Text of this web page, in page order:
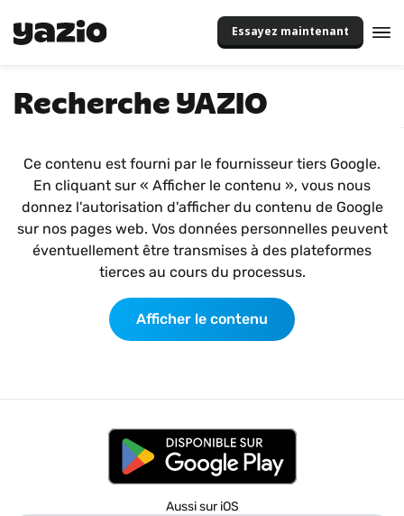
Essayez maintenant
Recherche YAZIO
Ce contenu est fourni par le fournisseur tiers Google.
En cliquant sur « Afficher le contenu », vous nous
donnez l'autorisation d'afficher du contenu de Google
sur nos pages web. Vos données personnelles peuvent
éventuellement être transmises à des plateformes
tierces au cours du processus.
Afficher le contenu
Aussi sur iOS